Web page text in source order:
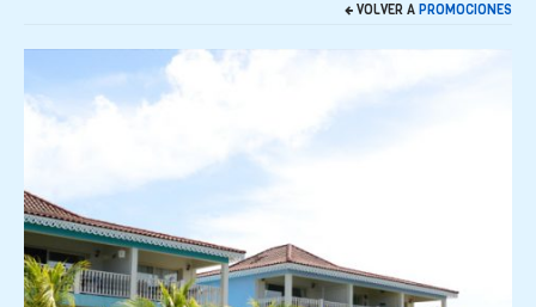
Europa
Resort de Playa
Destinos
VOLVER A PROMOCIONES